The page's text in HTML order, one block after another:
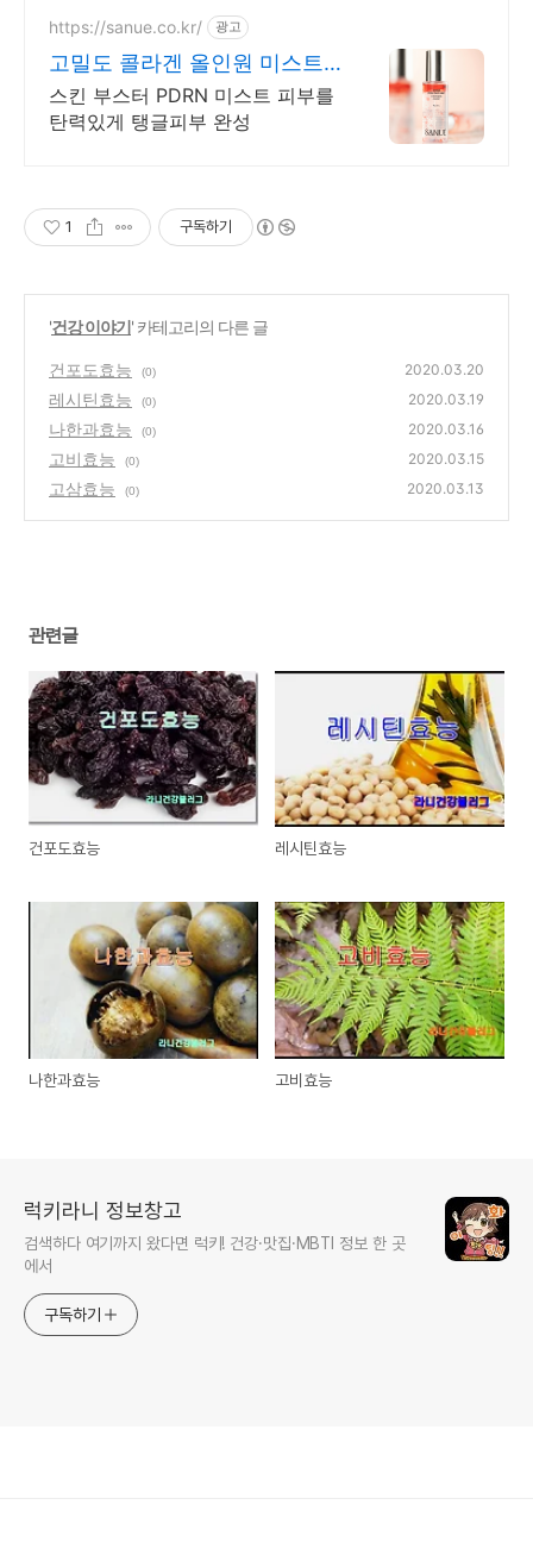
https://sanue.co.kr/ 광고
고밀도 콜라겐 올인원 미스트
매일매일 생기있는 피부 광채
스킨 부스터 PDRN 미스트 피부를
탄력있게 탱글피부 완성
1 구독하기
'건강 이야기' 카테고리의 다른 글
건포도효능 (0) 2020.03.20
레시틴효능 (0) 2020.03.19
나한과효능 (0) 2020.03.16
고비효능 (0) 2020.03.15
고삼효능 (0) 2020.03.13
관련글
건포도효능 레시틴효능
나한과효능 고비효능
럭키라니 정보창고
검색하다 여기까지 왔다면 럭키! 건강·맛집·MBTI 정보 한 곳
에서
구독하기